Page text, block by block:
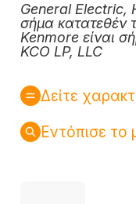
General Electric,
σήμα κατατεθέν
Kenmore είναι
KCO LP, LLC
Δείτε
Εντόπισε το